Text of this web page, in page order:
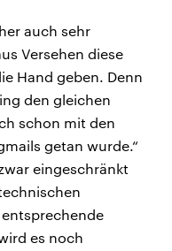
auch sehr
Versehen diese
Hand geben. Denn
den gleichen
schon mit den
getan wurde.“
eingeschränkt
es noch